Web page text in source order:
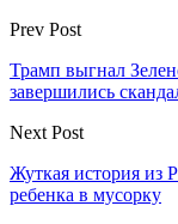
Prev Post
Трамп выгнал
завершились
Next Post
Жуткая история из
ребенка в мусорку